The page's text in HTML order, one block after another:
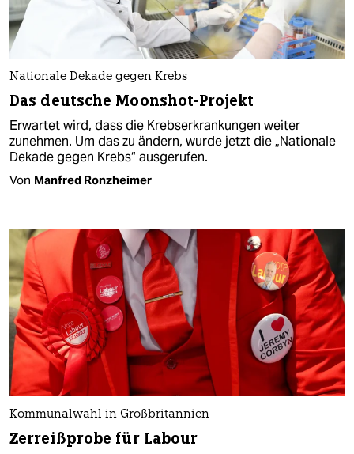
Nationale Dekade gegen Krebs
Das deutsche Moonshot-Projekt
Erwartet wird, dass die Krebserkrankungen weiter
zunehmen. Um das zu ändern, wurde jetzt die „Nationale
Dekade gegen Krebs“ ausgerufen.
Von Manfred Ronzheimer
Kommunalwahl in Großbritannien
Zerreißprobe für Labour